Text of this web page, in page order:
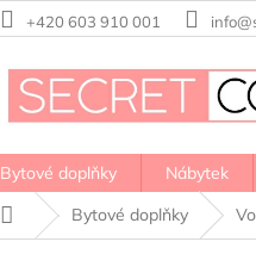
+420 603 910 001
Bytové doplňky Nábytek
Domů
Bytové doplňky